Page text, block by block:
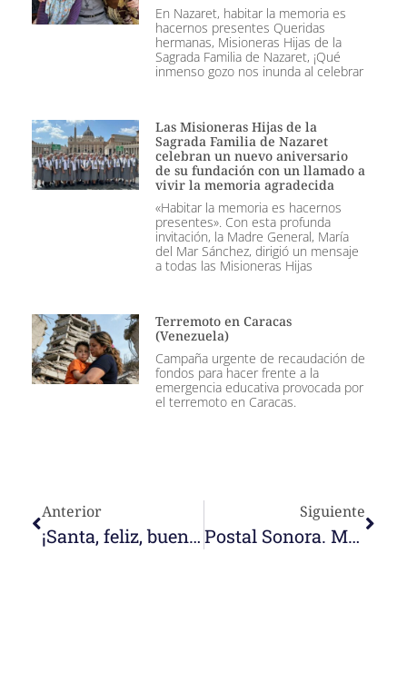
En Nazaret, habitar la memoria es
hacernos presentes Queridas
hermanas, Misioneras Hijas de la
Sagrada Familia de Nazaret, ¡Qué
inmenso gozo nos inunda al celebrar
Las Misioneras Hijas de la
Sagrada Familia de Nazaret
celebran un nuevo aniversario
de su fundación con un llamado a
vivir la memoria agradecida
«Habitar la memoria es hacernos
presentes». Con esta profunda
invitación, la Madre General, María
del Mar Sánchez, dirigió un mensaje
a todas las Misioneras Hijas
Terremoto en Caracas
(Venezuela)
Campaña urgente de recaudación de
fondos para hacer frente a la
emergencia educativa provocada por
el terremoto en Caracas.
Anterior
¡Santa, feliz, buena Pascua! ¡Ha resucitado el Señor!
Siguiente
Postal Sonora. Marlina Aragua